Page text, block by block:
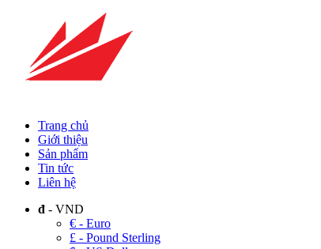
Trang chủ
Giới thiệu
Sản phẩm
Tin tức
Liên hệ
đ - VND
€ - Euro
£ - Pound Sterling